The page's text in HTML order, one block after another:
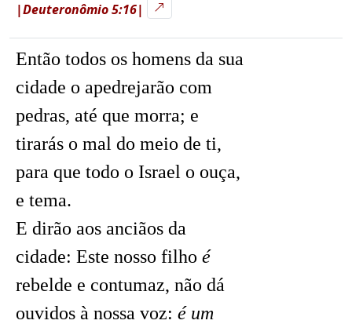
|Deuteronômio 5:16|
Então todos os homens da sua
cidade o apedrejarão com
pedras, até que morra; e
tirarás o mal do meio de ti,
para que todo o Israel o ouça,
e tema.
E dirão aos anciãos da
cidade: Este nosso filho é
rebelde e contumaz, não dá
ouvidos à nossa voz: é um